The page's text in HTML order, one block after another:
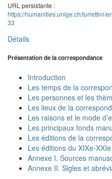
URL persistante :
https://humanities.unige.ch/turrettini/
33
Détails
Présentation de la correspondance
Introduction
Les temps de la
Les personnes et les
Les lieux de la
Les raisons et le mode
Les principaux fonds
Les éditions de la
Les éditions du XIXe-
Annexe I. Sources
Annexe II. Sigles et